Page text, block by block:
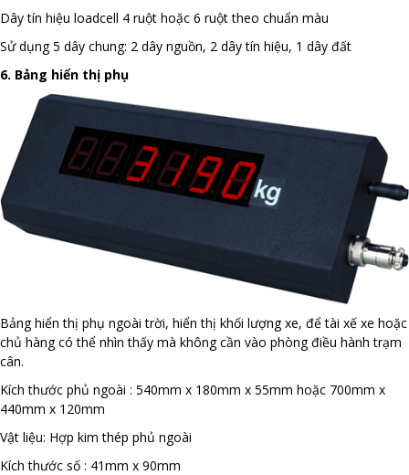
Dây tín hiệu loadcell 4 ruột hoặc 6 ruột theo chuẩn màu
Sử dụng 5 dây chung: 2 dây nguồn, 2 dây tín hiệu, 1 dây đất
6. Bảng hiển thị phụ
Bảng hiển thị phụ ngoài trời, hiển thị khối lượng xe, để tài xế xe hoặc
chủ hàng có thể nhìn thấy mà không cần vào phòng điều hành trạm
cân.
Kích thước phủ ngoài : 540mm x 180mm x 55mm hoặc 700mm x
440mm x 120mm
Vật liệu: Hợp kim thép phủ ngoài
Kích thước số : 41mm x 90mm